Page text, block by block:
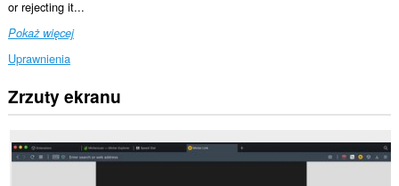
or rejecting it...
Pokaż więcej
Uprawnienia
To
rozszerzenie
uzyskać
dostęp
Zrzuty ekranu